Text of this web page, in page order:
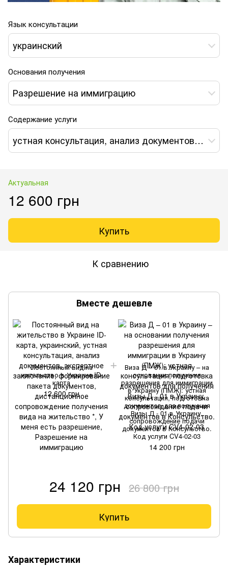
Язык консультации
украинский
Основания получения
Разрешение на иммиграцию
Содержание услуги
устная консультация, анализ документов, экспертное заключение, формирование пакета документов, дистанционное сопровождение получения вида на жительство *
Актуальная
12 600 грн
Купить
К сравнению
Вместе дешевле
Постоянный вид на
жительство в Украине ID-
карта
12 600 грн
Виза Д – 01 в Украину – на
основании получения
разрешения для иммиграции
в Украину (ПМЖ): устная
консультация, подготовка
документов для получения
Визы Д - 01 в Украину,
сопровождение подачи
документов в Консульство.
Код услуги CV4-02-03
14 200 грн
24 120 грн 26 800 грн
Купить
Характеристики